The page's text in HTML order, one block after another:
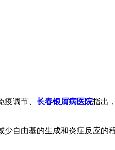
调节、 长春银屑病医院指出
自由基的生成和炎症反应的